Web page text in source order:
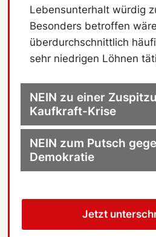
Lebensunterhalt würdig
Besonders betroffen
überdurchschnittlich
sehr niedrigen Löhnen
NEIN zu einer
Kaufkraft-Krise
NEIN zum Putsch
Demokratie
Jetzt